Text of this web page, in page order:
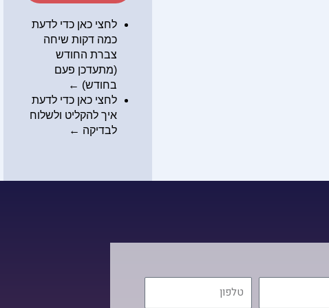
לחצי כאן כדי לדעת
כמה דקות שיחה
צברת החודש
(מתעדכן פעם
בחודש) ←
לחצי כאן כדי לדעת
איך להקליט ולשלוח
לבדיקה ←
טלפון